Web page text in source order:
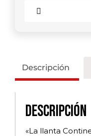
Descripción
Descripción
«La llanta